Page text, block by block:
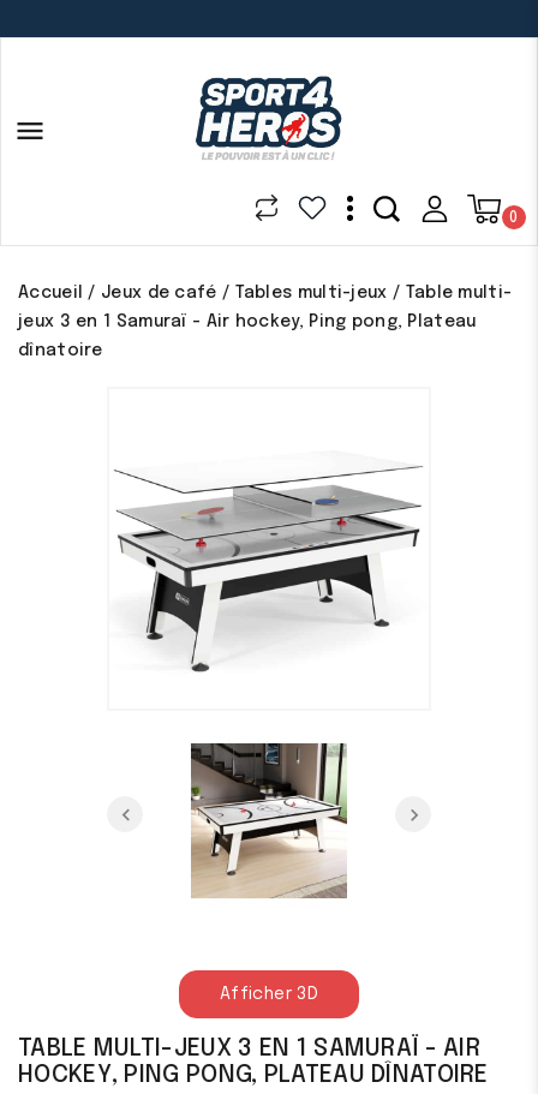

0
Accueil Jeux de café Tables multi-jeux
Table multi-
jeux 3 en 1 Samuraï - Air hockey, Ping pong, Plateau
dînatoire
Afficher 3D
TABLE MULTI-JEUX 3 EN 1 SAMURAÏ - AIR
HOCKEY, PING PONG, PLATEAU DÎNATOIRE